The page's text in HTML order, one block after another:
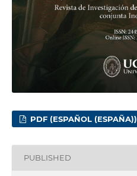
PDF (ESPAÑOL (ESPAÑA))
PUBLISHED